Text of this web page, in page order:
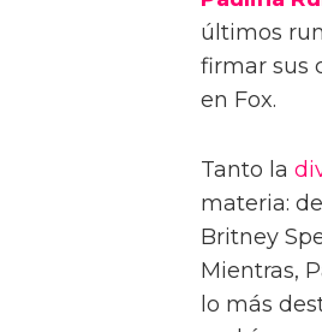
últimos
firmar sus
en Fox.
Tanto la
materia:
Britney
Mientras,
lo más